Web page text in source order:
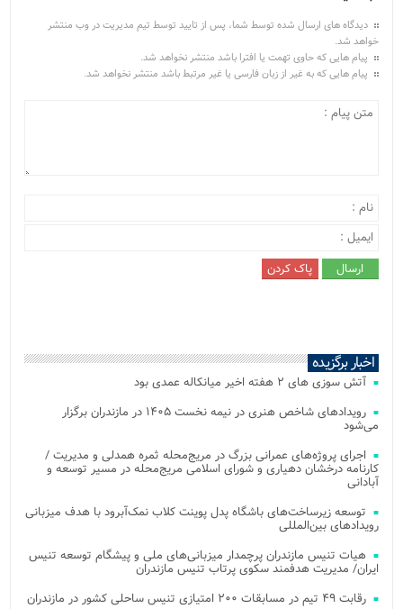
دیدگاه های ارسال شده توسط شما، پس از تایید توسط تیم مدیریت در وب منتشر
خواهد شد.
پیام هایی که حاوی تهمت یا افترا باشد منتشر نخواهد شد.
پیام هایی که به غیر از زبان فارسی یا غیر مرتبط باشد منتشر نخواهد شد.
اخبار برگزیده
آتش‌ سوزی‌ های ۲ هفته اخیر میانکاله عمدی بود
رویدادهای شاخص هنری در نیمه نخست ۱۴۰۵ در مازندران برگزار
می‌شود
اجرای پروژه‌های عمرانی بزرگ در مریج‌محله ثمره همدلی و مدیریت /
کارنامه درخشان دهیاری و شورای اسلامی مریج‌محله در مسیر توسعه و
آبادانی
توسعه زیرساخت‌های باشگاه پدل پوینت کلاب نمک‌آبرود با هدف میزبانی
رویدادهای بین‌المللی
هیات تنیس مازندران پرچمدار میزبانی‌های ملی و پیشگام توسعه تنیس
ایران/ مدیریت هدفمند سکوی پرتاب تنیس مازندران
رقابت ۴۹ تیم در مسابقات ۲۰۰ امتیازی تنیس ساحلی کشور در مازندران